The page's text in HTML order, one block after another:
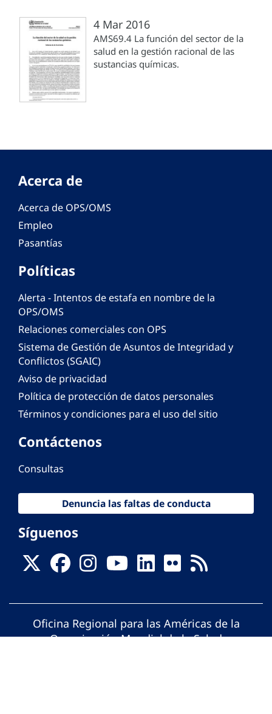
4 Mar 2016
AMS69.4 La función del sector de la
salud en la gestión racional de las
sustancias químicas.
Acerca de
Acerca de OPS/OMS
Empleo
Pasantías
Políticas
Alerta - Intentos de estafa en nombre de la
OPS/OMS
Relaciones comerciales con OPS
Sistema de Gestión de Asuntos de Integridad y
Conflictos (SGAIC)
Aviso de privacidad
Política de protección de datos personales
Términos y condiciones para el uso del sitio
Contáctenos
Consultas
Denuncia las faltas de conducta
Síguenos
Oficina Regional para las Américas de la
Organización Mundial de la Salud